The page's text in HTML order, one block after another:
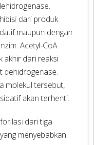
dari produk
maupun dengan
Acetyl-CoA
akhir dari reaksi
dehidrogenase.
molekul tersebut,
akan terhenti.
dari tiga
menyebabkan